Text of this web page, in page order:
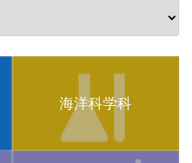
海洋科学科